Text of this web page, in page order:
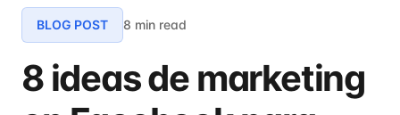
BLOG POST 8 min read
8 ideas de marketing